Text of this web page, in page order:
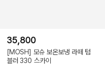
35,800
[MOSH] 모슈 보온보냉 라떼 텀
블러 330 스카이